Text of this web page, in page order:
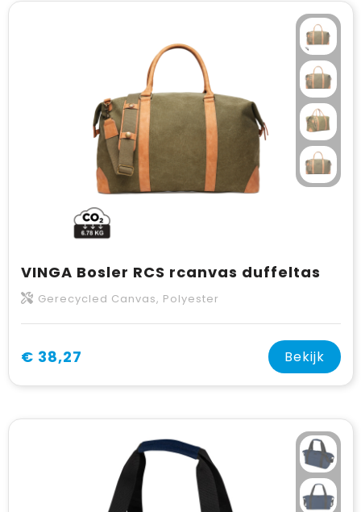
VINGA Bosler RCS rcanvas duffeltas
Gerecycled Canvas, Polyester
€ 38,27 Bekijk